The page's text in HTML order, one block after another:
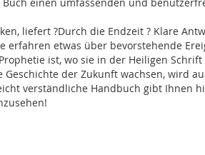
liefert ?Durch die Endzeit ? Klare
etwas über bevorstehende
ist, wo sie in der Heiligen
der Zukunft wachsen, wird
verständliche Handbuch gibt Ihnen